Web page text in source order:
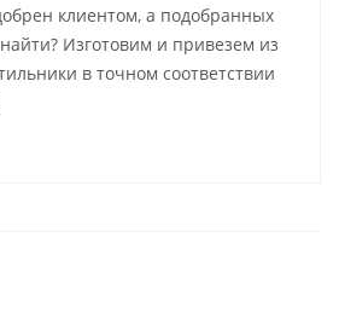
клиентом, а подобранных
Изготовим и привезем из
в точном соответствии